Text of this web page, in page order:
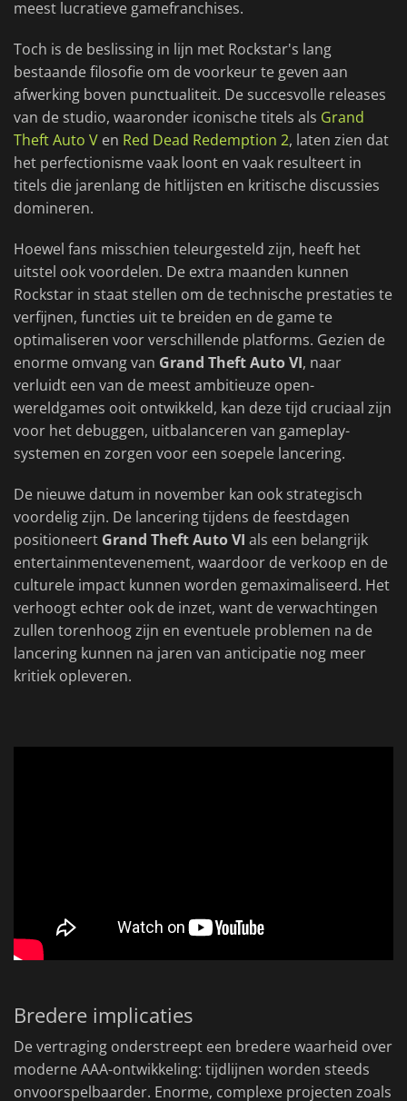
meest lucratieve gamefranchises.
Toch is de beslissing in lijn met Rockstar's lang
bestaande filosofie om de voorkeur te geven aan
afwerking boven punctualiteit. De succesvolle releases
van de studio, waaronder iconische titels als Grand
Theft Auto V en Red Dead Redemption 2, laten zien dat
het perfectionisme vaak loont en vaak resulteert in
titels die jarenlang de hitlijsten en kritische discussies
domineren.
Hoewel fans misschien teleurgesteld zijn, heeft het
uitstel ook voordelen. De extra maanden kunnen
Rockstar in staat stellen om de technische prestaties te
verfijnen, functies uit te breiden en de game te
optimaliseren voor verschillende platforms. Gezien de
enorme omvang van Grand Theft Auto VI, naar
verluidt een van de meest ambitieuze open-
wereldgames ooit ontwikkeld, kan deze tijd cruciaal zijn
voor het debuggen, uitbalanceren van gameplay-
systemen en zorgen voor een soepele lancering.
De nieuwe datum in november kan ook strategisch
voordelig zijn. De lancering tijdens de feestdagen
positioneert Grand Theft Auto VI als een belangrijk
entertainmentevenement, waardoor de verkoop en de
culturele impact kunnen worden gemaximaliseerd. Het
verhoogt echter ook de inzet, want de verwachtingen
zullen torenhoog zijn en eventuele problemen na de
lancering kunnen na jaren van anticipatie nog meer
kritiek opleveren.
Bredere implicaties
De vertraging onderstreept een bredere waarheid over
moderne AAA-ontwikkeling: tijdlijnen worden steeds
onvoorspelbaarder. Enorme, complexe projecten zoals